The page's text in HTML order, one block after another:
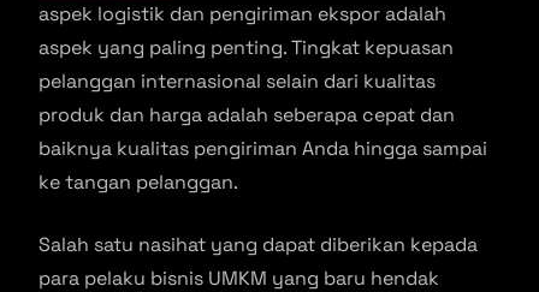
aspek logistik dan pengiriman ekspor adalah
aspek yang paling penting. Tingkat kepuasan
pelanggan internasional selain dari kualitas
produk dan harga adalah seberapa cepat dan
baiknya kualitas pengiriman Anda hingga sampai
ke tangan pelanggan.
Salah satu nasihat yang dapat diberikan kepada
para pelaku bisnis UMKM yang baru hendak